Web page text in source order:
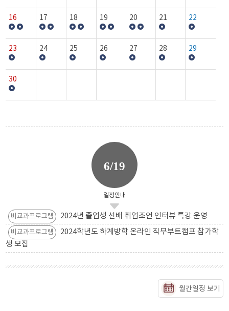
16 17 18 19 20 21 22
23 24 25 26 27 28 29
30
6/19
일정안내
비교과프로그램 2024년 졸업생 선배 취업조언 인터뷰 특강 운영
비교과프로그램
2024학년도 하계방학 온라인 직무부트캠프 참가학
생 모집
월간일정 보기